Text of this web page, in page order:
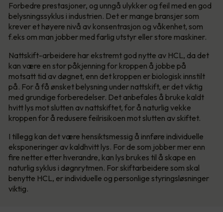
Forbedre prestasjoner, og unngå ulykker og feil med en god
belysningssyklus i industrien. Det er mange bransjer som
krever et høyere nivå av konsentrasjon og våkenhet, som
f.eks om man jobber med farlig utstyr eller store maskiner.
Nattskift-arbeidere har ekstremt god nytte av HCL, da det
kan være en stor påkjenning for kroppen å jobbe på
motsatt tid av døgnet, enn det kroppen er biologisk innstilt
på. For å få ønsket belysning under nattskift, er det viktig
med grundige forberedelser. Det anbefales å bruke kaldt
hvitt lys mot slutten av nattskiftet, for å naturlig vekke
kroppen for å redusere feilrisikoen mot slutten av skiftet.
I tillegg kan det være hensiktsmessig å innføre individuelle
eksponeringer av kaldhvitt lys. For de som jobber mer enn
fire netter etter hverandre, kan lys brukes til å skape en
naturlig syklus i døgnrytmen. For skiftarbeidere som skal
benytte HCL, er individuelle og personlige styringsløsninger
viktig.